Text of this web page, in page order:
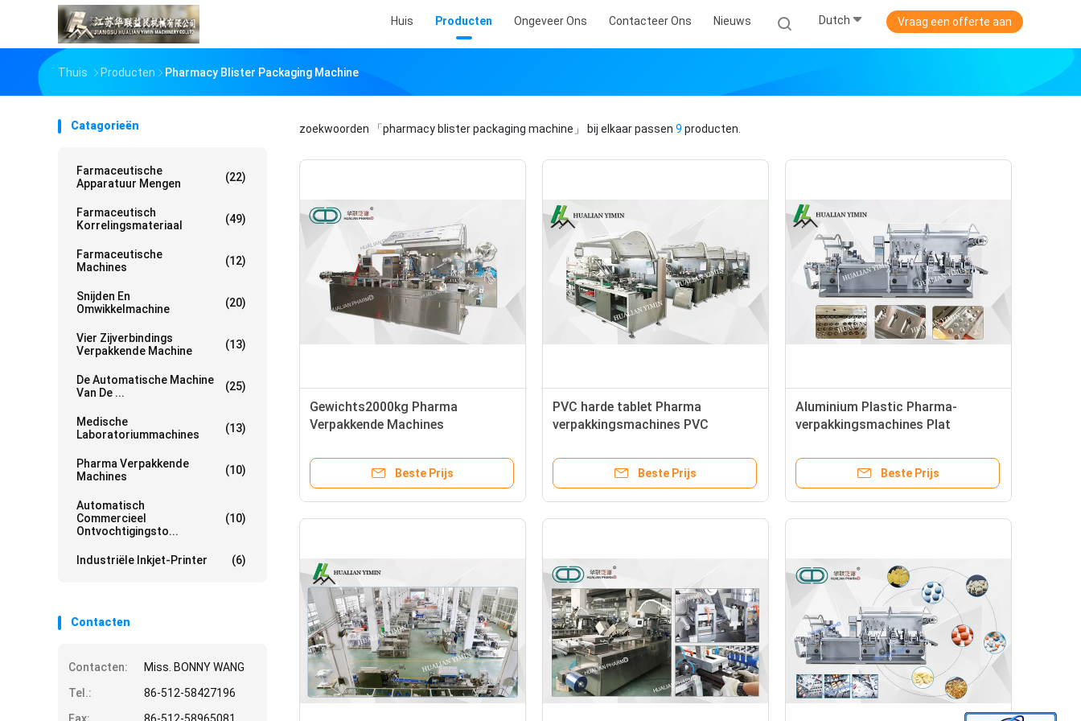
Huis Producten Ongeveer Ons Contacteer Ons Nieuws Dutch Vraag een offerte aan
Thuis Producten Pharmacy Blister Packaging Machine
Catagorieën
Farmaceutische
Apparatuur Mengen
(22)
Farmaceutisch
Korrelingsmateriaal
(49)
Farmaceutische
Machines
(12)
Snijden En
Omwikkelmachine
(20)
Vier Zijverbindings
Verpakkende Machine
(13)
De Automatische Machine
Van De ...
(25)
Medische
Laboratoriummachines
(13)
Pharma Verpakkende
Machines
(10)
Automatisch
Commercieel
Ontvochtigingsto...
(10)
Industriële Inkjet-Printer (6)
Contacten
Contacten:
Miss. BONNY WANG
Tel.:
86-512-58427196
zoekwoorden 「pharmacy blister packaging machine」 bij elkaar passen 9 producten.
Gewichts2000kg Pharma
Verpakkende Machines
70times/Min
Beste Prijs
PVC harde tablet Pharma
verpakkingsmachines PVC
snoep
Beste Prijs
Aluminium Plastic Pharma-
verpakkingsmachines Plat
Beste Prijs